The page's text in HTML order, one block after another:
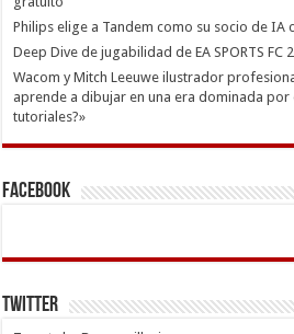
Philips elige a Tandem como su socio de IA
Deep Dive de jugabilidad de EA SPORTS FC
Wacom y Mitch Leeuwe ilustrador
aprende a dibujar en una era dominada
tutoriales?»
Facebook
Twitter